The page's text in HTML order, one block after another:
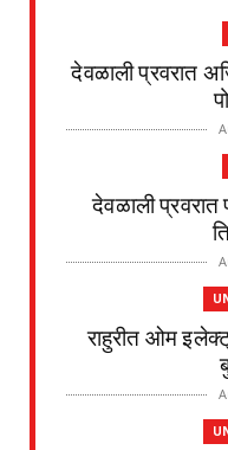
देवळाली प्रवरात
देवळाली प्रवरात
राहुरीत ओम